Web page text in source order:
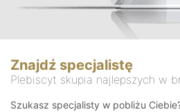
Znajdź specjalistę
Plebiscyt skupia najlepszych w
Szukasz specjalisty w pobliżu